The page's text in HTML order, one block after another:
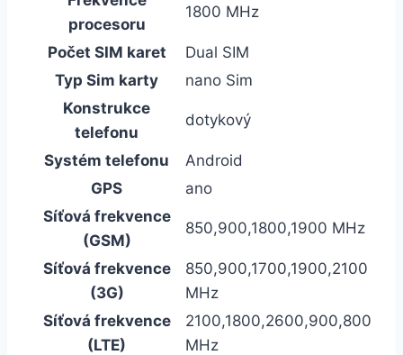
procesoru
1800 MHz
Počet SIM karet
Dual SIM
Typ Sim karty
nano Sim
Konstrukce
telefonu
dotykový
Systém telefonu
Android
GPS
ano
Síťová frekvence
(GSM)
850,900,1800,1900 MHz
Síťová frekvence
(3G)
850,900,1700,1900,2100
MHz
Síťová frekvence
(LTE)
2100,1800,2600,900,800
MHz